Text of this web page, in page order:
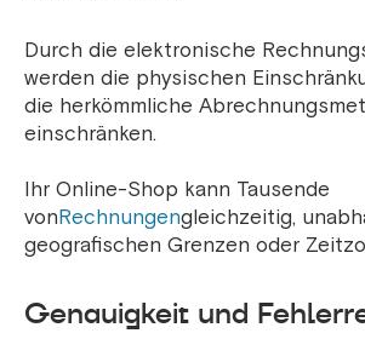
Durch die elektronische
werden die physischen
die herkömmliche
einschränken.
Ihr Online-Shop kann Tausende
vonRechnungengleichzeitig,
geografischen Grenzen oder
Genauigkeit und